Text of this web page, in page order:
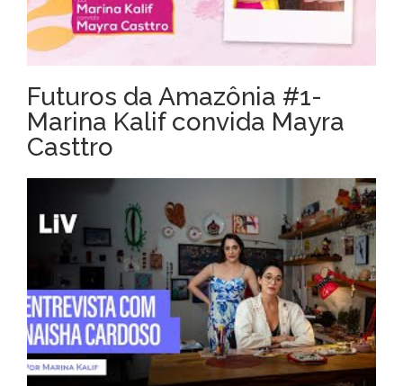
Futuros da Amazônia #1-
Marina Kalif convida Mayra
Casttro